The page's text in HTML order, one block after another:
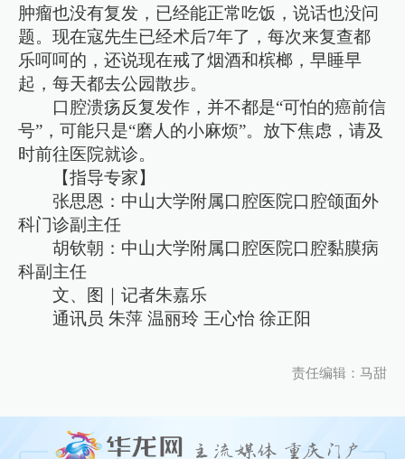
肿瘤也没有复发，已经能正常吃饭，说话也没问
题。现在寇先生已经术后7年了，每次来复查都
乐呵呵的，还说现在戒了烟酒和槟榔，早睡早
起，每天都去公园散步。
口腔溃疡反复发作，并不都是“可怕的癌前信
号”，可能只是“磨人的小麻烦”。放下焦虑，请及
时前往医院就诊。
【指导专家】
张思恩：中山大学附属口腔医院口腔颌面外
科门诊副主任
胡钦朝：中山大学附属口腔医院口腔黏膜病
科副主任
文、图｜记者朱嘉乐
通讯员 朱萍 温丽玲 王心怡 徐正阳
责任编辑：马甜